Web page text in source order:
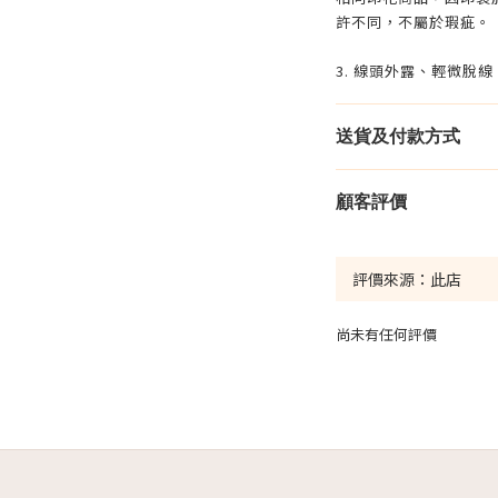
許不同，不屬於瑕疵。
3. 線頭外露、輕微脫
送貨及付款方式
顧客評價
尚未有任何評價